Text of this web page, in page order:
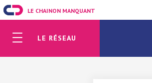
LE CHAINON MANQUANT
LE RÉSEAU